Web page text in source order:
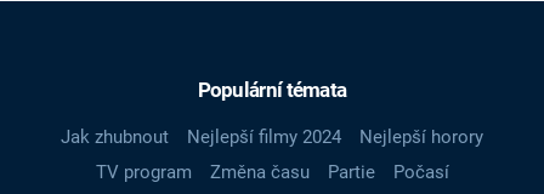
Populární témata
Jak zhubnout Nejlepší filmy 2024
Nejlepší horory
TV program
Změna času Partie
Počasí